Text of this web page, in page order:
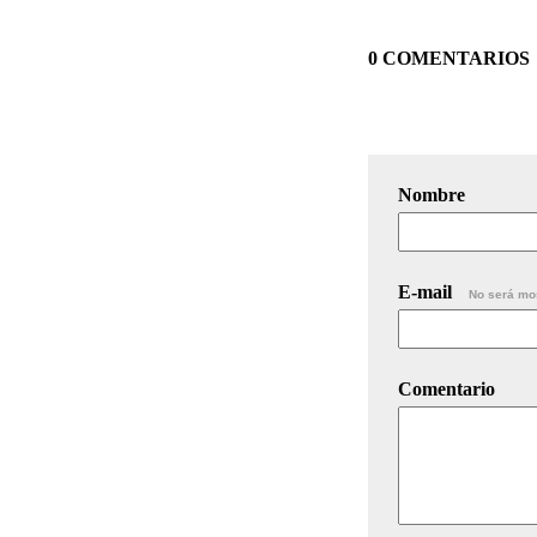
0 COMENTARIOS
Nombre
E-mail No será
Comentario